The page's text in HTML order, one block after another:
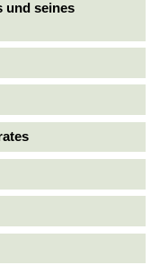
und seines